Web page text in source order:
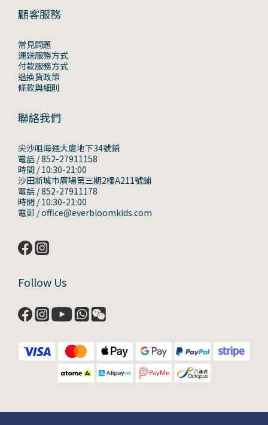
顧客服務
常見問題
運送服務方式
付款服務方式
退換貨政策
條款與細則
聯絡我們
尖沙咀海運大廈地下34號鋪
電話 / 852-27911158
時間 / 10:30-21:00
沙田新城市廣場第三期2樓A211號鋪
電話 / 852-27911178
時間 / 10:30-21:00
電郵 / office@everbloomkids.com
Follow Us